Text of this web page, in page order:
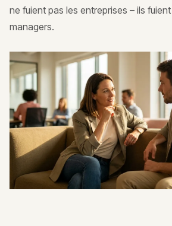
ne fuient pas les entreprises – ils
managers.